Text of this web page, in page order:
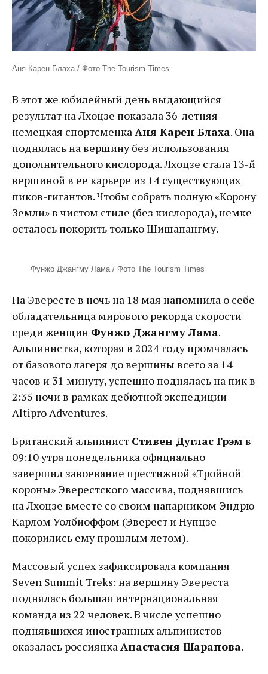
Аня Карен Блаха / Фото The Tourism Times
В этот же юбилейный день выдающийся
результат на Лхоцзе показала 36-летняя
немецкая спортсменкаАня Карен Блаха. Она
поднялась на вершину без использования
дополнительного кислорода. Лхоцзе стала 13-й
вершиной в ее карьере из 14 существующих
пиков-гигантов. Чтобы собрать полную «Корону
Земли» в чистом стиле (без кислорода), немке
осталось покорить только Шишапангму.
Фунжо Джангму Лама / Фото The Tourism Times
На Эвересте в ночь на 18 мая напомнила о себе
обладательница мирового рекорда скорости
среди женщин Фунжо Джангму Лама.
Альпинистка, которая в 2024 году промчалась
от базового лагеря до вершины всего за 14
часов и 31 минуту, успешно поднялась на пик в
2:35 ночи в рамках дебютной экспедиции
Altipro Adventures.
Британский альпинист Стивен Дуглас Грэмв
09:10 утра понедельника официально
завершил завоевание престижной «Тройной
короны» Эверестского массива, поднявшись
на Лхоцзе вместе со своим напарником Эндрю
Карлом Уолбиоффом (Эверест и Нупцзе
покорились ему прошлым летом).
Массовый успех зафиксировала компания
Seven Summit Treks: на вершину Эвереста
поднялась большая интернациональная
команда из 22 человек. В числе успешно
поднявшихся иностранных альпинистов
оказалась россиянкаАнастасия Шарапова.